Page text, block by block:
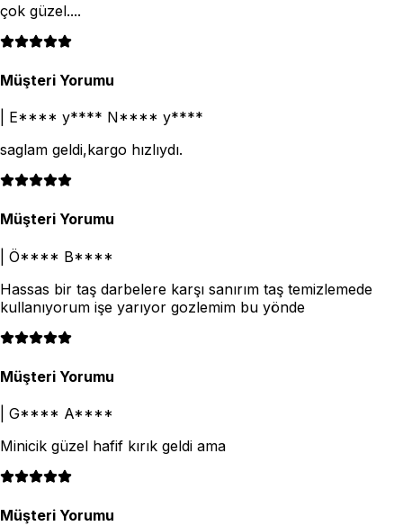
çok güzel....
Müşteri Yorumu
E**** y**** N**** y****
saglam geldi,kargo hızlıydı.
Müşteri Yorumu
Ö**** B****
Hassas bir taş darbelere karşı sanırım taş temizlemede
kullanıyorum işe yarıyor gozlemim bu yönde
Müşteri Yorumu
G**** A****
Minicik güzel hafif kırık geldi ama
Müşteri Yorumu